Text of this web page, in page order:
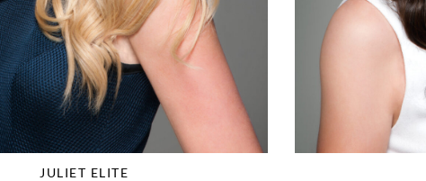
JULIET ELITE